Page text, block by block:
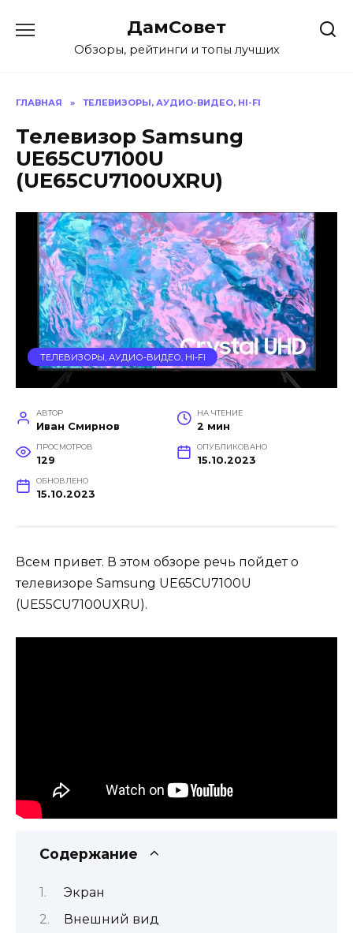
содержанию
ДамСовет
Обзоры, рейтинги и топы лучших
ГЛАВНАЯ » ТЕЛЕВИЗОРЫ, АУДИО-ВИДЕО, HI-FI
Телевизор Samsung
UE65CU7100U
(UE65CU7100UXRU)
ТЕЛЕВИЗОРЫ, АУДИО-ВИДЕО, HI-FI
АВТОР
Иван Смирнов
НА ЧТЕНИЕ
2 мин
ПРОСМОТРОВ
129
ОПУБЛИКОВАНО
15.10.2023
ОБНОВЛЕНО
15.10.2023
Всем привет. В этом обзоре речь пойдет о
телевизоре Samsung UE65CU7100U
(UE55CU7100UXRU).
Содержание
Экран
Внешний вид